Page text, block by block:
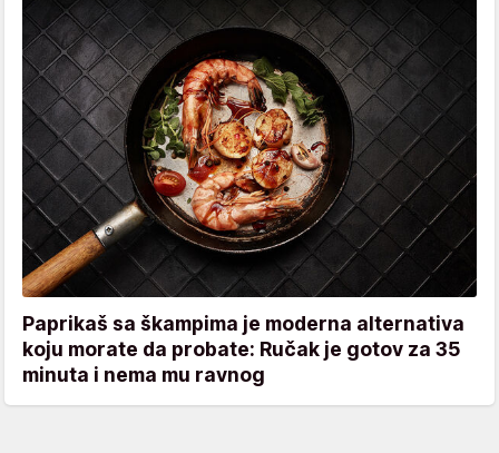
Paprikaš sa škampima je moderna alternativa
koju morate da probate: Ručak je gotov za 35
minuta i nema mu ravnog